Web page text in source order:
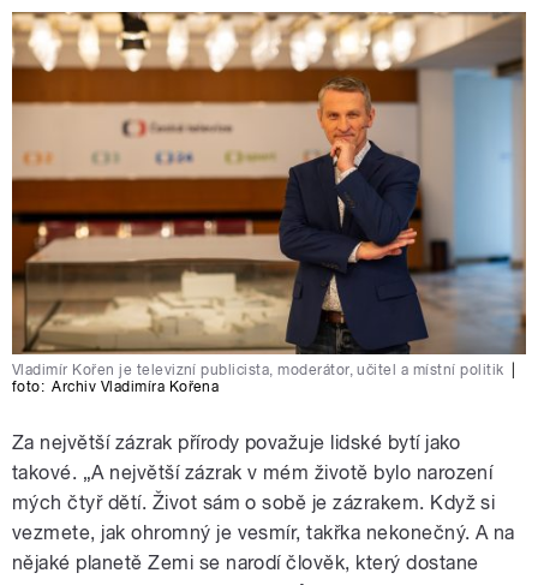
Vladimír Kořen je televizní publicista, moderátor, učitel a místní politik
foto: Archiv Vladimíra Kořena
Za největší zázrak přírody považuje lidské bytí jako
takové. „A největší zázrak v mém životě bylo narození
mých čtyř dětí. Život sám o sobě je zázrakem. Když si
vezmete, jak ohromný je vesmír, takřka nekonečný. A na
nějaké planetě Zemi se narodí člověk, který dostane